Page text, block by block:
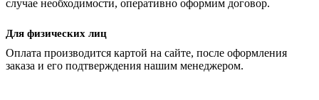
случае необходимости, оперативно оформим договор.
Для физических лиц
Оплата производится картой на сайте, после оформления
заказа и его подтверждения нашим менеджером.